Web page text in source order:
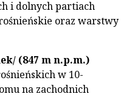
i dolnych partiach
oraz warstwy
(847 m n.p.m.)
w 10-
na zachodnich